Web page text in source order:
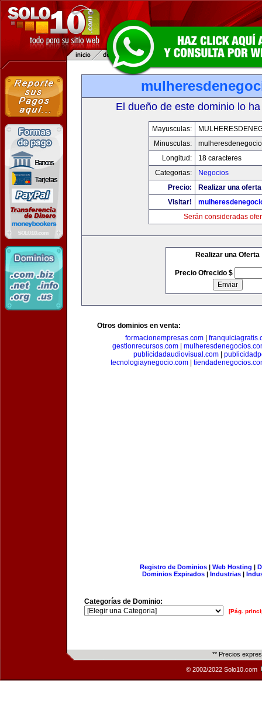
El dueño de este dominio lo
Mayusculas:
Minusculas:
Longitud:
18 caracteres
Categorias:
Negocios
Precio:
Realizar una
Visitar!
Serán consideradas
Realizar una Oferta
Precio Ofrecido $
Otros dominios en venta:
formacionempresas.com|
gestionrecursos.com|
publicidadaudiovisual.com|
tecnologiaynegocio.com
Registro de Dominios| Web Hosting |
Dominios Expirados | Industrias |
Categorías de Dominio:
[Pág.
** Precios
© 2002/2022 Solo10.com